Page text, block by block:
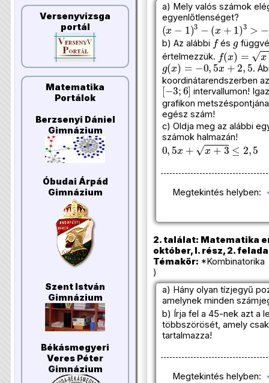
Versenyvizsga
portál
Matematika
Portálok
Berzsenyi Dániel
Gimnázium
Óbudai Árpád
Gimnázium
Szent István
Gimnázium
Békásmegyeri
Veres Péter
Gimnázium
a) Mely valós számok
egyenlőtlenséget?
(x−1)3−(x+1)3>−
b) Az alábbi
f
és
g
értelmezzük.
f(x )= x+3
g(x)=−0,5x+2,5
.
koordinátarendszerben
[−3;6]
intervallumon!
grafikon
egész szám!
c) Oldja meg az alábbi
számok halmazán!
0,5x+x+3≤2,5
Megtekintés helyben:
2. találat: Matematika
október, I. rész, 2.
Témakör: *Kombinatorika
)
a) Hány olyan tízjegyű
amelynek minden
b) Írja fel a 45-nek azt a
többszörösét, amely
tartalmazza!
Megtekintés helyben: